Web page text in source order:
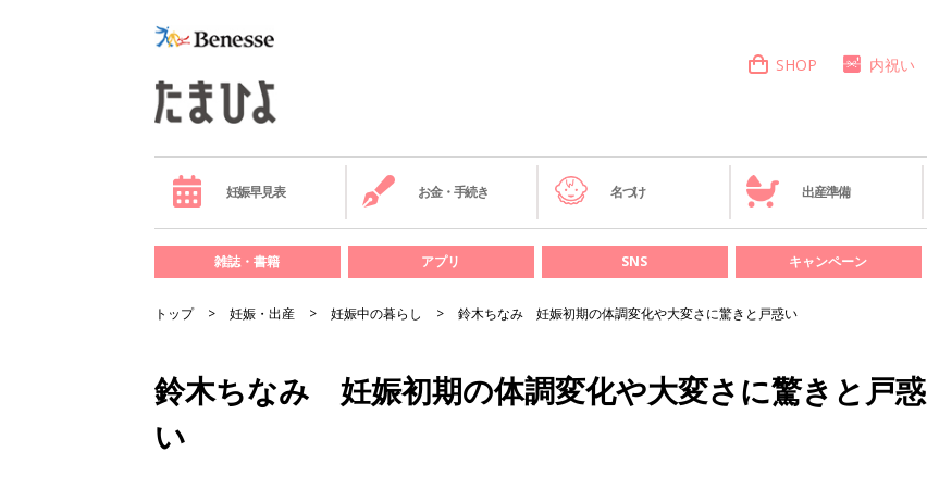
SHOP 内祝い
妊娠早見表 お金・手続き 名づけ 出産準備
雑誌・書籍 アプリ SNS キャンペーン
トップ 妊娠・出産 妊娠中の暮らし 鈴木ちなみ 妊娠初期の体調変化や大変さに驚きと戸惑い
鈴木ちなみ 妊娠初期の体調変化や大変さに驚きと戸惑
い